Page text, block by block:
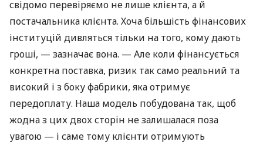
свідомо перевіряємо не лише клієнта, а й
постачальника клієнта. Хоча більшість фінансових
інституцій дивляться тільки на того, кому дають
гроші, — зазначає вона. — Але коли фінансується
конкретна поставка, ризик так само реальний та
високий і з боку фабрики, яка отримує
передоплату. Наша модель побудована так, щоб
жодна з цих двох сторін не залишалася поза
увагою — і саме тому клієнти отримують